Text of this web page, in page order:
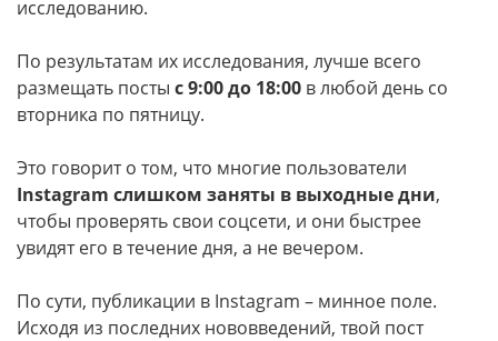
исследованию.
По результатам их исследования, лучше всего
размещать посты с 9:00 до 18:00 в любой день со
вторника по пятницу.
Это говорит о том, что многие пользователи
Instagram слишком заняты в выходные дни,
чтобы проверять свои соцсети, и они быстрее
увидят его в течение дня, а не вечером.
По сути, публикации в Instagram – минное поле.
Исходя из последних нововведений, твой пост